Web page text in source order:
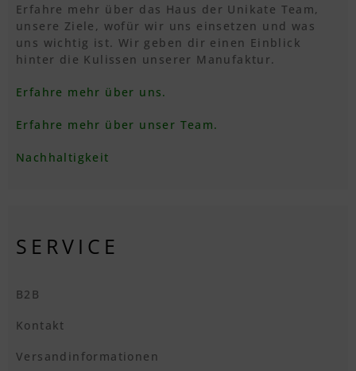
Erfahre mehr über das Haus der Unikate Team,
unsere Ziele, wofür wir uns einsetzen und was
uns wichtig ist. Wir geben dir einen Einblick
hinter die Kulissen unserer Manufaktur.
Erfahre mehr über uns.
Erfahre mehr über unser Team.
Nachhaltigkeit
SERVICE
B2B
Kontakt
Versandinformationen